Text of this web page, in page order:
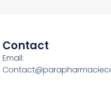
Contact
Email: